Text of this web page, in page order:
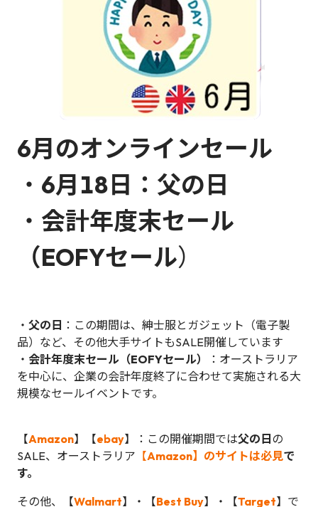
6月のオンラインセール
・ 6月18日：父の日
・ 会計年度末セール
（EOFYセール）
・ 父の日 ：この期間は、紳士服とガジェット（電子製
品）など、その他大手サイトもSALE開催しています
・ 会計年度末セール（EOFYセール）
：オーストラリア
を中心に、企業の会計年度終了に合わせて実施される大
規模なセールイベントです。
【Amazon】【ebay】：この開催期間では父の日 の
SALE、オーストラリア 【Amazon】のサイトは必見で
す。
その他、【Walmart】・【Best Buy】・【Target】で